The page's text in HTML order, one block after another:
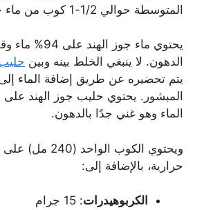
المتوسطة حوالي 1/2-1 كوب من ماء جوز الهند.
يحتوي ماء جوز
الدهون. لا ينبغي الخلط بينه وبين
يتم تحضيره عن طريق إضافة الماء
الماء وهو غني جدًا بالدهون.
حرارية، بالإضافة إلى:
الكربوهيدرات: 15 جرام